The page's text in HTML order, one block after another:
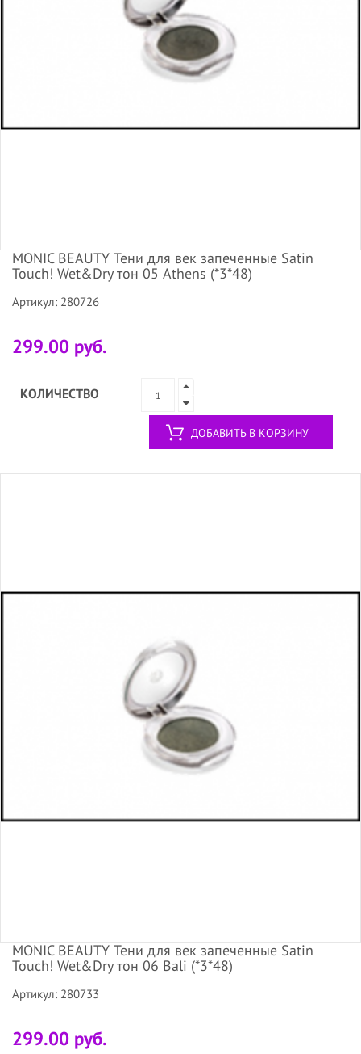
MONIC BEAUTY Тени для век запеченные Satin
Touch! Wet&Dry тон 05 Athens (*3*48)
Артикул: 280726
299.00 руб.
КОЛИЧЕСТВО
ДОБАВИТЬ В КОРЗИНУ
MONIC BEAUTY Тени для век запеченные Satin
Touch! Wet&Dry тон 06 Bali (*3*48)
Артикул: 280733
299.00 руб.